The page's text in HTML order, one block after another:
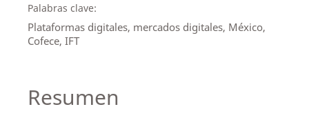
Palabras clave:
Plataformas digitales, mercados digitales, México,
Cofece, IFT
Resumen